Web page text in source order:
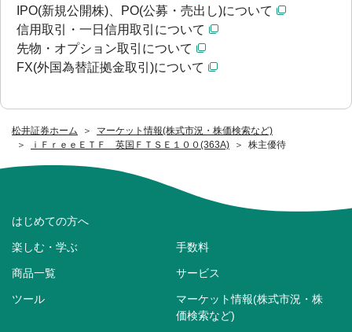
松井証券ホーム
マーケット情報(株式市況・株価検索など)
ｉＦｒｅｅＥＴＦ 英国ＦＴＳＥ１００(363A)
株主優待
IPO(新規公開株)、PO(公募・売出し)について
信用取引・一日信用取引について
先物・オプション取引について
FX(外国為替証拠金取引)について
はじめての方へ
楽しむ・学ぶ 手数料
商品一覧 サービス
ツール
マーケット情報(株式市況・株
価検索など)